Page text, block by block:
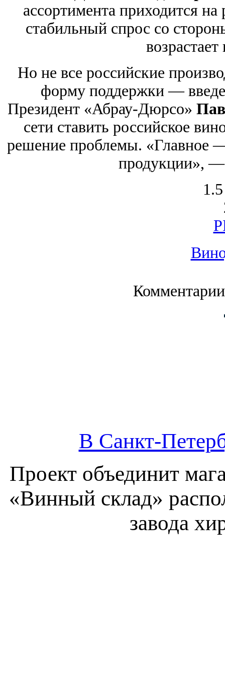
ассортимента приходится
стабильный спрос со
Но не все российские
форму поддержки —
Президент «Абрау-Дюрсо»
сети ставить российское
решение проблемы. «Главное
продукции», —
В Санкт-
Проект объединит
«Винный склад»
завода